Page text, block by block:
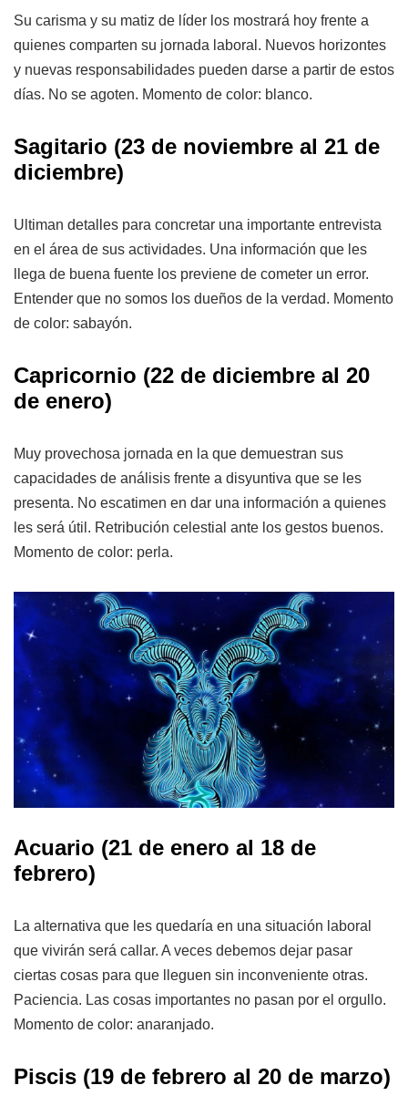
Su carisma y su matiz de líder los mostrará hoy frente a
quienes comparten su jornada laboral. Nuevos horizontes
y nuevas responsabilidades pueden darse a partir de estos
días. No se agoten. Momento de color: blanco.
Sagitario (23 de noviembre al 21 de
diciembre)
Ultiman detalles para concretar una importante entrevista
en el área de sus actividades. Una información que les
llega de buena fuente los previene de cometer un error.
Entender que no somos los dueños de la verdad. Momento
de color: sabayón.
Capricornio (22 de diciembre al 20
de enero)
Muy provechosa jornada en la que demuestran sus
capacidades de análisis frente a disyuntiva que se les
presenta. No escatimen en dar una información a quienes
les será útil. Retribución celestial ante los gestos buenos.
Momento de color: perla.
Acuario (21 de enero al 18 de
febrero)
La alternativa que les quedaría en una situación laboral
que vivirán será callar. A veces debemos dejar pasar
ciertas cosas para que lleguen sin inconveniente otras.
Paciencia. Las cosas importantes no pasan por el orgullo.
Momento de color: anaranjado.
Piscis (19 de febrero al 20 de marzo)